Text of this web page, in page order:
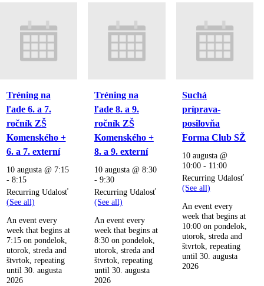
Tréning na
ľade 6. a 7.
ročník ZŠ
Komenského +
6. a 7. externí
10 augusta @ 7:15
- 8:15
Recurring Udalosť
(See all)
An event every
week that begins at
7:15 on pondelok,
utorok, streda and
štvrtok, repeating
until 30. augusta
2026
Tréning na
ľade 8. a 9.
ročník ZŠ
Komenského +
8. a 9. externí
10 augusta @ 8:30
- 9:30
Recurring Udalosť
(See all)
An event every
week that begins at
8:30 on pondelok,
utorok, streda and
štvrtok, repeating
until 30. augusta
2026
Suchá
príprava-
posilovňa
Forma Club SŽ
10 augusta @
10:00 - 11:00
Recurring Udalosť
(See all)
An event every
week that begins at
10:00 on pondelok,
utorok, streda and
štvrtok, repeating
until 30. augusta
2026